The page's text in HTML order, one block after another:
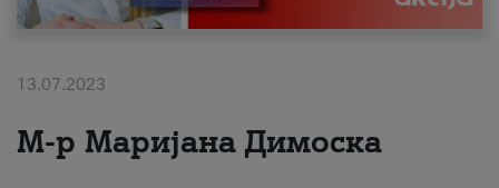
Поддршка
За нас
13.07.2023
М-р Маријана Димоска